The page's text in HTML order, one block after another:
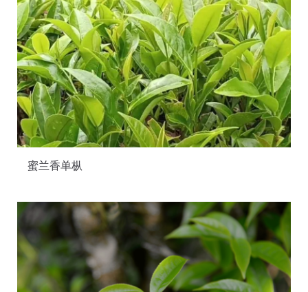
蜜兰香单枞